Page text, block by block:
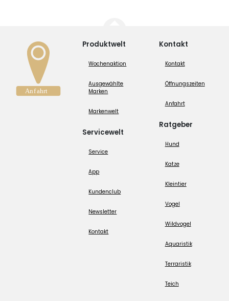
Produktwelt
Wochenaktion
Ausgewählte
Marken
Markenwelt
Servicewelt
Service
App
Kundenclub
Newsletter
Kontakt
Kontakt
Kontakt
Öffnungszeiten
Anfahrt
Ratgeber
Hund
Katze
Kleintier
Vogel
Wildvogel
Aquaristik
Terraristik
Teich